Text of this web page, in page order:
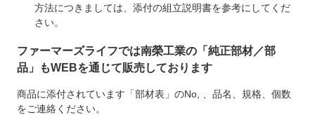
方法につきましては、添付の組立説明書を参考にしてくだ
さい。
ファーマーズライフでは南榮工業の「純正部材／部
品」もWEBを通じて販売しております
商品に添付されています「部材表」のNo, 、品名、規格、個数
をご連絡ください。